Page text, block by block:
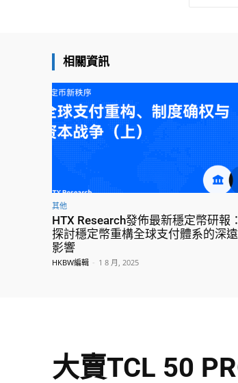
相關資訊
其他
HTX Research發佈最新穩定幣研報：
探討穩定幣重構全球支付體系的深遠
影響
HKBW編輯 - 1 8 月, 2025